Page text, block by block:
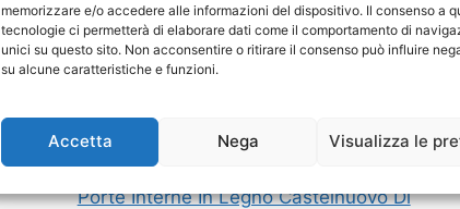
memorizzare e/o accedere alle informazioni del dispositivo. Il consenso a
tecnologie ci permetterà di elaborare dati come il comportamento di
unici su questo sito. Non acconsentire o ritirare il consenso può influire
su alcune caratteristiche e funzioni.
Accetta Nega Visualizza le
Porte Interne Moderne Divino Amore
Porte Interne In Legno Castelnuovo Di